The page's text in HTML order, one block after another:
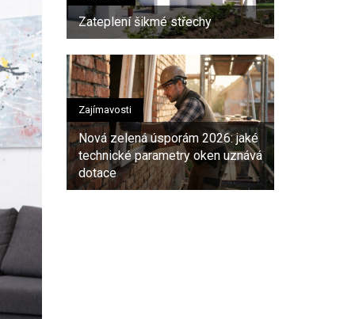
Zateplení šikmé střechy
Zajímavosti
Nová zelená úsporám 2026: jaké
technické parametry oken uznává
dotace